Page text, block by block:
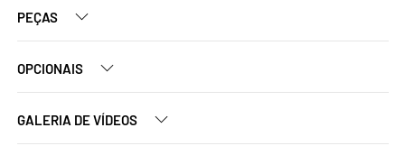
PEÇAS
OPCIONAIS
GALERIA DE VÍDEOS